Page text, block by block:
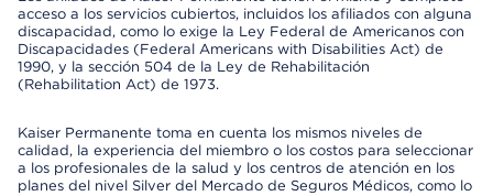
acceso a los servicios cubiertos, incluidos los afiliados con alguna
discapacidad, como lo exige la Ley Federal de Americanos con
Discapacidades (Federal Americans with Disabilities Act) de
1990, y la sección 504 de la Ley de Rehabilitación
(Rehabilitation Act) de 1973.
Kaiser Permanente toma en cuenta los mismos niveles de
calidad, la experiencia del miembro o los costos para seleccionar
a los profesionales de la salud y los centros de atención en los
planes del nivel Silver del Mercado de Seguros Médicos, como lo